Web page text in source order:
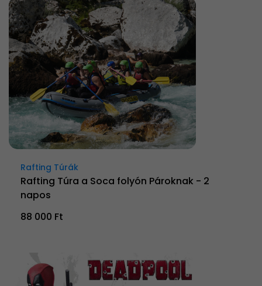
Rafting Túrák
Rafting Túra a Soca folyón Pároknak - 2
napos
88 000 Ft